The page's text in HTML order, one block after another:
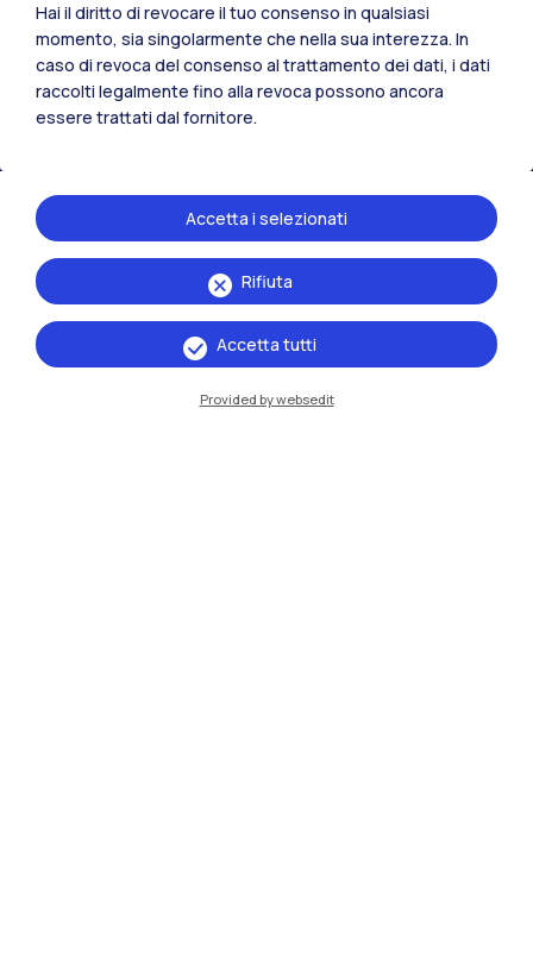
Residenze Frontiere
Hai il diritto di revocare il tuo consenso in qualsiasi
momento, sia singolarmente che nella sua interezza. In
caso di revoca del consenso al trattamento dei dati, i dati
raccolti legalmente fino alla revoca possono ancora
essere trattati dal fornitore.
Rifiuta
Accetta i selezionati
Accetta tutti
Provided by websedit